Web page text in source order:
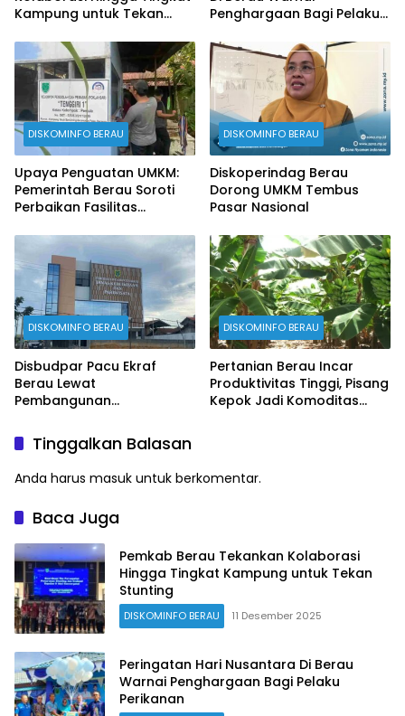
Kampung untuk Tekan
Penghargaan Bagi Pelaku
DISKOMINFO BERAU
Upaya Penguatan UMKM:
Pemerintah Berau Soroti
Perbaikan Fasilitas
DISKOMINFO BERAU
Diskoperindag Berau
Dorong UMKM Tembus
Pasar Nasional
DISKOMINFO BERAU
Disbudpar Pacu Ekraf
Berau Lewat
Pembangunan
DISKOMINFO BERAU
Pertanian Berau Incar
Produktivitas Tinggi, Pisang
Kepok Jadi Komoditas
Tinggalkan Balasan
Anda harus masuk untuk berkomentar.
Baca Juga
Pemkab Berau Tekankan Kolaborasi
Hingga Tingkat Kampung untuk Tekan
Stunting
DISKOMINFO BERAU 11 Desember 2025
Peringatan Hari Nusantara Di Berau
Warnai Penghargaan Bagi Pelaku
Perikanan